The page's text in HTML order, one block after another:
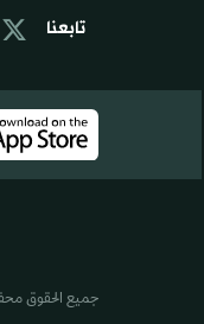
تابعنا
جميع الحقوق